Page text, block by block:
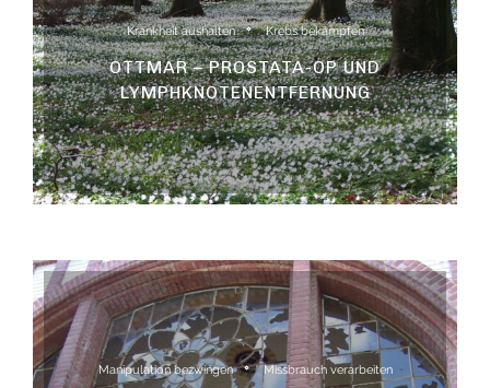
Krankheit aushalten Krebs bekämpfen
OTTMAR – PROSTATA-OP UND
LYMPHKNOTENENTFERNUNG
Manipulation bezwingen Missbrauch verarbeiten